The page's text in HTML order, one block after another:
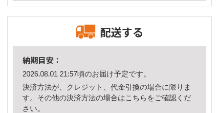
配送する
納期目安：
2026.08.01 21:57頃のお届け予定です。
決済方法が、クレジット、代金引換の場合に限りま
す。その他の決済方法の場合はこちら をご確認くだ
さい。